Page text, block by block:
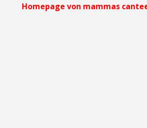
Homepage von mammas